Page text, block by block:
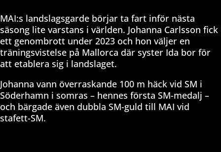
MAI:s landslagsgarde börjar ta fart inför nästa
säsong lite varstans i världen. Johanna Carlsson fick
ett genombrott under 2023 och hon väljer en
träningsvistelse på Mallorca där syster Ida bor för
att etablera sig i landslaget.
Johanna vann överraskande 100 m häck vid SM i
Söderhamn i somras – hennes första SM-medalj –
och bärgade även dubbla SM-guld till MAI vid
stafett-SM.